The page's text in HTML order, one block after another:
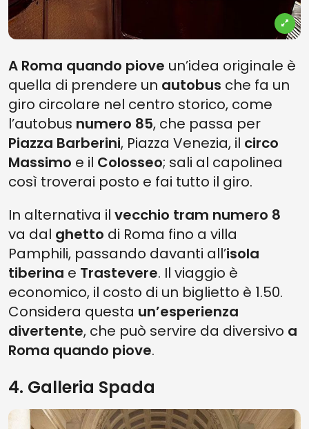
A Roma quando piove un’idea originale è
quella di prendere un autobus che fa un
giro circolare nel centro storico, come
l’autobus numero 85, che passa per
Piazza Barberini, Piazza Venezia, il circo
Massimo e il Colosseo; sali al capolinea
così troverai posto e fai tutto il giro.
In alternativa il vecchio tram numero 8
va dal ghetto di Roma fino a villa
Pamphili, passando davanti all’isola
tiberina e Trastevere. Il viaggio è
economico, il costo di un biglietto è 1.50.
Considera questa un’esperienza
divertente, che può servire da diversivo a
Roma quando piove.
4. Galleria Spada